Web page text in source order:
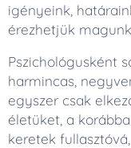
igényeink,
érezhetjük
Pszichológusként
harmincas,
egyszer csak
életüket, a
keretek